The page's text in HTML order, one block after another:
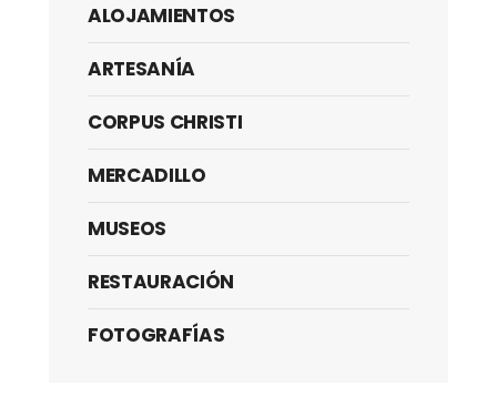
ALOJAMIENTOS
ARTESANÍA
CORPUS CHRISTI
MERCADILLO
MUSEOS
RESTAURACIÓN
FOTOGRAFÍAS